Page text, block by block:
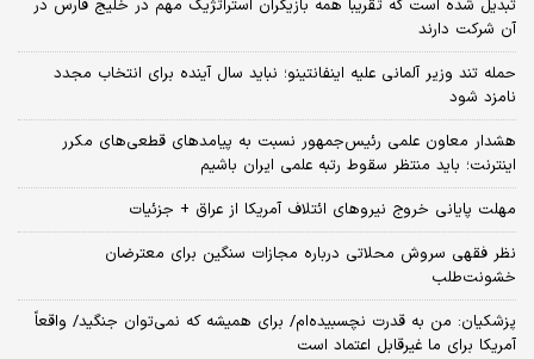
تبدیل شده است که تقریباً همه بازیگران استراتژیک مهم در خلیج فارس در
آن شرکت دارند
حمله تند وزیر آلمانی علیه اینفانتینو؛ نباید سال آینده برای انتخاب مجدد
نامزد شود
هشدار معاون علمی رئیس‌جمهور نسبت به پیامدهای قطعی‌های مکرر
اینترنت؛ باید منتظر سقوط رتبه علمی ایران باشیم
مهلت پایانی خروج نیروهای ائتلاف آمریکا از عراق + جزئیات
نظر فقهی سروش محلاتی درباره مجازات سنگین برای معترضان
خشونت‌طلب
پزشکیان: من به قدرت نچسبیده‌ام/ برای همیشه که نمی‌توان جنگید/ واقعاً
آمریکا برای ما غیرقابل اعتماد است